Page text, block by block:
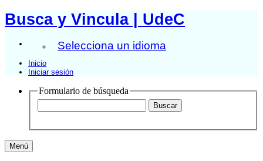
Busca y Vincula | UdeC
Selecciona un idioma
Inicio
Iniciar sesión
Formulario de búsqueda
Menú